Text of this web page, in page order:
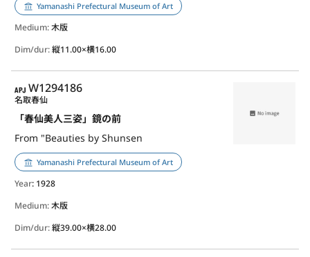
Yamanashi Prefectural Museum of Art
Medium:木版
Dim/dur:縦11.00×横16.00
APJ
W1294186
「春仙美人三姿」鏡の前
From "Beauties by Shunsen
名取春仙
Yamanashi Prefectural Museum of Art
Year: 1928
Medium:木版
Dim/dur:縦39.00×横28.00